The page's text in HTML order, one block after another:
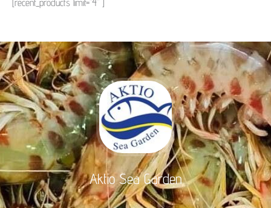
Aktio Sea Garden